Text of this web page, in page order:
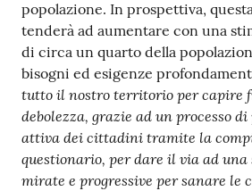
popolazione. In prospettiva,
tenderà ad aumentare con una
di circa un quarto della
bisogni ed esigenze
tutto il nostro territorio per capire
debolezza, grazie ad un processo
attiva dei cittadini tramite la
questionario, per dare il via ad
mirate e progressive per sanare